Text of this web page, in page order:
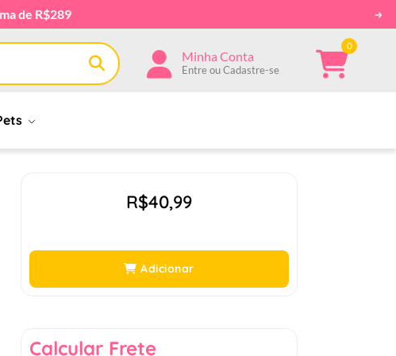
de R$289
Minha Conta
Entre ou Cadastre-se
0
R$40,99
Adicionar
Calcular Frete